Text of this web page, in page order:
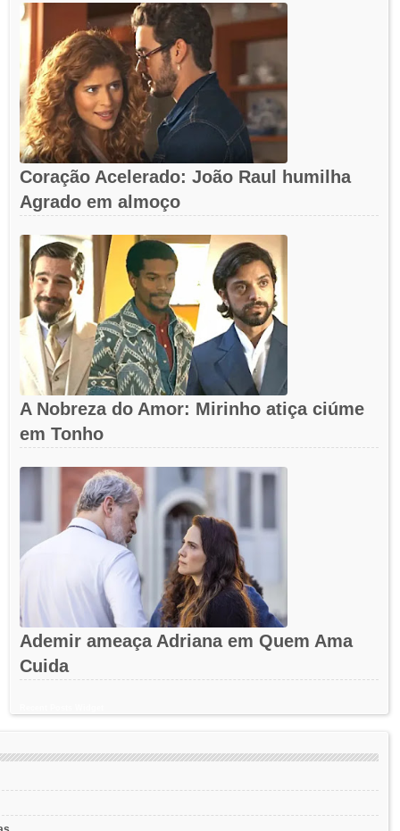
Coração Acelerado: João Raul humilha
Agrado em almoço
A Nobreza do Amor: Mirinho atiça ciúme
em Tonho
Ademir ameaça Adriana em Quem Ama
Cuida